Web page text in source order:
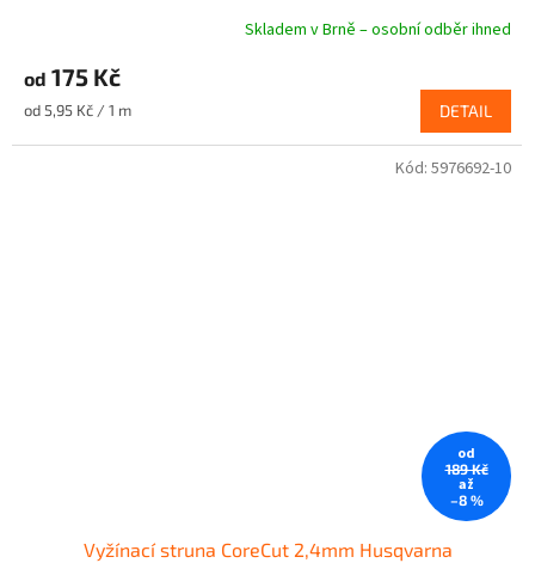
produktu
5,0
z
Skladem v Brně – osobní odběr ihned
od 175 Kč
Měrná
od 5,95 Kč / 1 m DETAIL
od
189 Kč
až
–8 %
Vyžínací struna CoreCut 2,4mm Husqvarna
Kód: 5976692-10